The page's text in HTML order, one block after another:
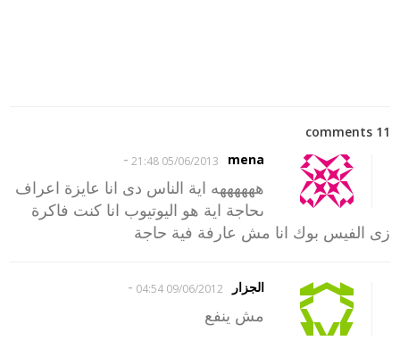
11 comments
mena
05/06/2013 21:48
-
ههههههه اية الناس دى انا عايزة اعراف
ىحاجة اية هو اليوتيوب انا كنت فاكرة
زى الفيس بوك انا مش عارفة فية حاجة
الجزار 09/06/2012 04:54
-
مش ينفع